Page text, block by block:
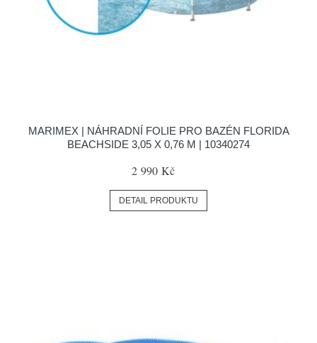
MARIMEX | NÁHRADNÍ FOLIE PRO BAZÉN FLORIDA
BEACHSIDE 3,05 X 0,76 M | 10340274
2 990 Kč
DETAIL PRODUKTU